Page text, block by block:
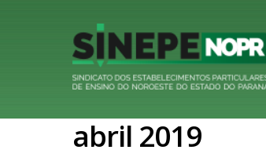
abril 2019